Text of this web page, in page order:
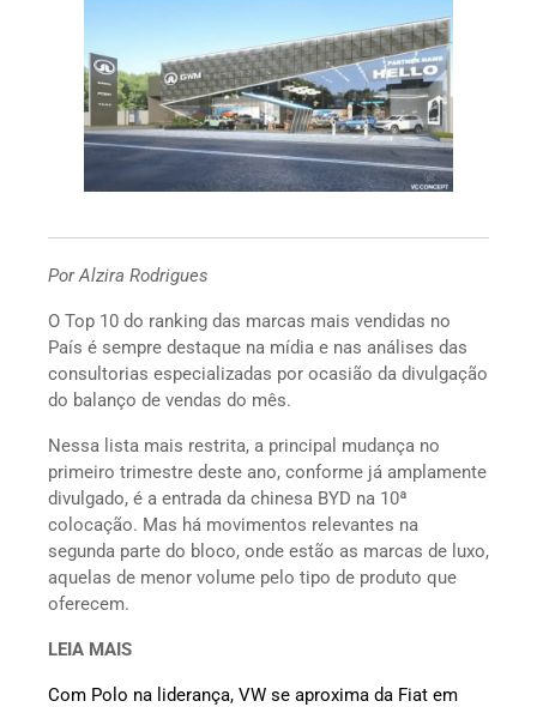
Por Alzira Rodrigues
O Top 10 do ranking das marcas mais vendidas no
País é sempre destaque na mídia e nas análises das
consultorias especializadas por ocasião da divulgação
do balanço de vendas do mês.
Nessa lista mais restrita, a principal mudança no
primeiro trimestre deste ano, conforme já amplamente
divulgado, é a entrada da chinesa BYD na 10ª
colocação. Mas há movimentos relevantes na
segunda parte do bloco, onde estão as marcas de luxo,
aquelas de menor volume pelo tipo de produto que
oferecem.
LEIA MAIS
Com Polo na liderança, VW se aproxima da Fiat em